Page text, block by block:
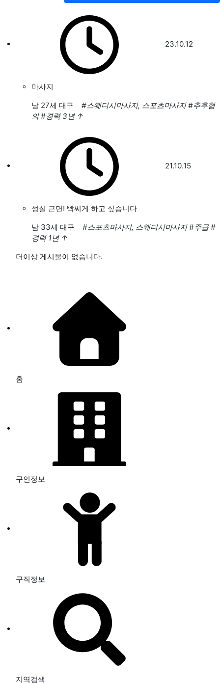
23.10.12
마사지
남 27세 대구 #스웨디시마사지, 스포츠마사지 #추후협
의 #경력 3년 ↑
21.10.15
성실 근면! 빡씨게 하고 싶습니다
남 33세 대구 #스포츠마사지, 스웨디시마사지 #주급 #
경력 1년 ↑
더이상 게시물이 없습니다.
홈
구인정보
구직정보
지역검색